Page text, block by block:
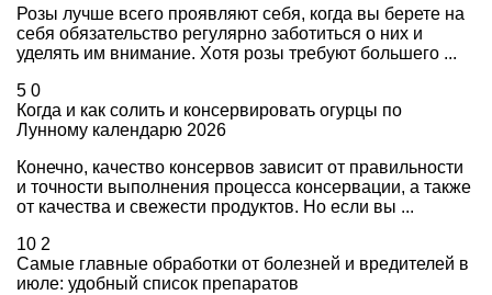
Розы лучше всего проявляют себя, когда вы берете на
себя обязательство регулярно заботиться о них и
уделять им внимание. Хотя розы требуют большего ...
5 0
Когда и как солить и консервировать огурцы по
Лунному календарю 2026
Конечно, качество консервов зависит от правильности
и точности выполнения процесса консервации, а также
от качества и свежести продуктов. Но если вы ...
10 2
Самые главные обработки от болезней и вредителей в
июле: удобный список препаратов